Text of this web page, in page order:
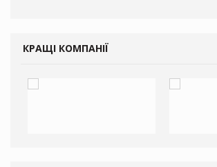
КРАЩІ КОМПАНІЇ